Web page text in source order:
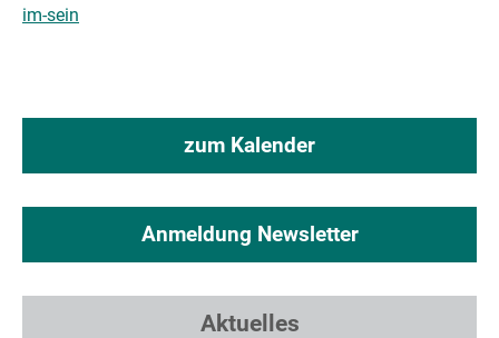
im-sein
zum Kalender
Anmeldung Newsletter
Aktuelles